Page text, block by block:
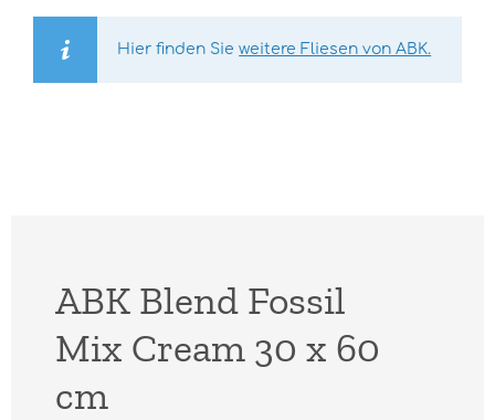
Hier finden Sieweitere Fliesen von ABK.
ABK Blend Fossil
Mix Cream 30 x 60
cm